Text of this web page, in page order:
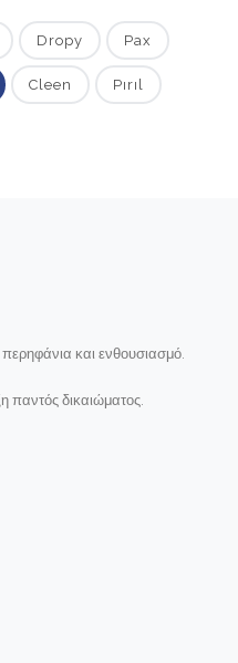
Dropy Pax
Cleen Pırıl
και ενθουσιασμό.
δικαιώματος.